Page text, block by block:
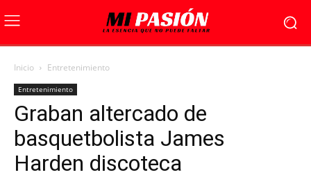
Inicio Entretenimiento
Entretenimiento
Graban altercado de
basquetbolista James
Harden discoteca